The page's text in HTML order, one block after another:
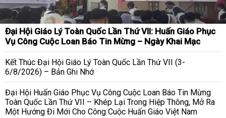
Đại Hội Giáo Lý Toàn Quốc Lần Thứ VII: Huấn Giáo Phục
Vụ Công Cuộc Loan Báo Tin Mừng – Ngày Khai Mạc
Kết Thúc Đại Hội Giáo Lý Toàn Quốc Lần Thứ VII (3-
6/8/2026) – Bản Ghi Nhớ
Đại Hội Huấn Giáo Phục Vụ Công Cuộc Loan Báo Tin Mừng
Toàn Quốc Lần Thứ VII – Khép Lại Trong Hiệp Thông, Mở Ra
Một Hướng Đi Mới Cho Công Cuộc Huấn Giáo Việt Nam